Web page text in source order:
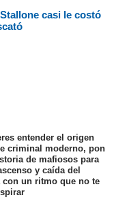
casi le costó
entender el origen
criminal moderno, pon
de mafiosos para
y caída del
con un ritmo que no te